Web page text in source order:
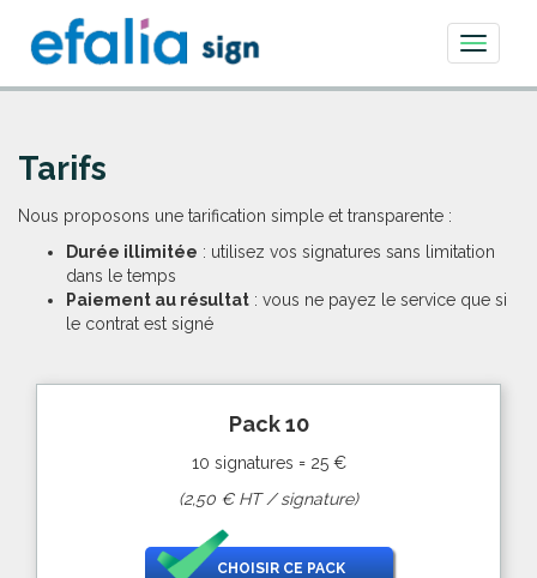
Toggle
Tarifs
Nous proposons une tarification simple et transparente :
Durée illimitée : utilisez vos signatures sans limitation
dans le temps
Paiement au résultat : vous ne payez le service que si
le contrat est signé
Pack 10
10 signatures = 25 €
(2,50 € HT / signature)
CHOISIR CE PACK